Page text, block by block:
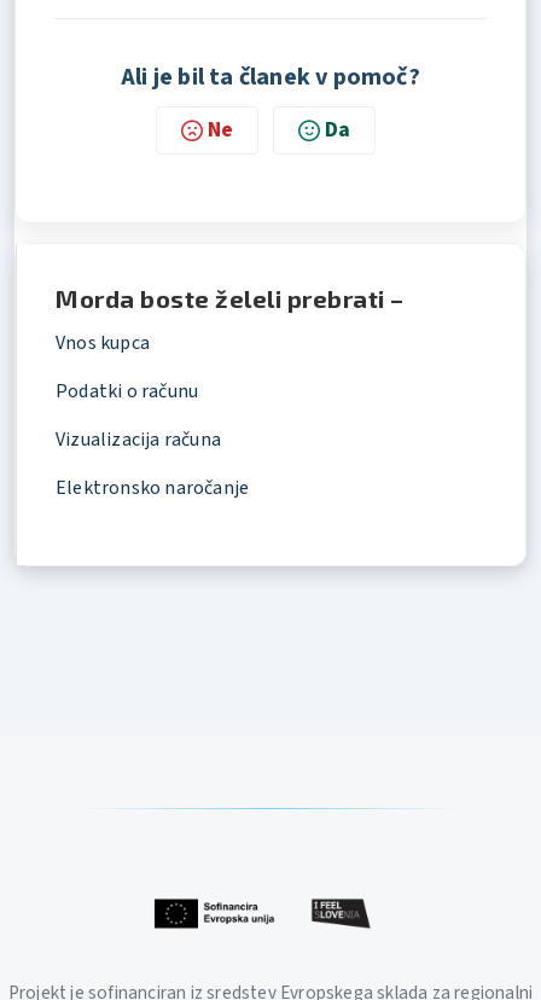
Ali je bil ta članek v pomoč?
Ne Da
Morda boste želeli prebrati –
Vnos kupca
Podatki o računu
Vizualizacija računa
Elektronsko naročanje
Projekt je sofinanciran iz sredstev Evropskega sklada za regionalni